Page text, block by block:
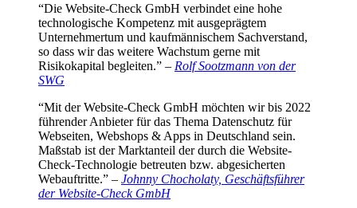
“Die Website-Check GmbH verbindet eine hohe
technologische Kompetenz mit ausgeprägtem
Unternehmertum und kaufmännischem Sachverstand,
so dass wir das weitere Wachstum gerne mit
Risikokapital begleiten.” – Rolf Sootzmann von der
SWG
“Mit der Website-Check GmbH möchten wir bis 2022
führender Anbieter für das Thema Datenschutz für
Webseiten, Webshops & Apps in Deutschland sein.
Maßstab ist der Marktanteil der durch die Website-
Check-Technologie betreuten bzw. abgesicherten
Webauftritte.” – Johnny Chocholaty, Geschäftsführer
der Website-Check GmbH